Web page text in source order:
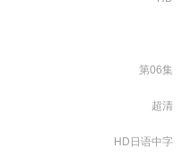
第06集
超清
HD日语中字